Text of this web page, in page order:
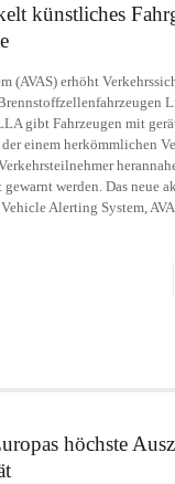
künstliches
(AVAS) erhöht
gibt Fahrzeugen mit
einem herkömmlichen
werden. Das neue
Alerting System,
höchste